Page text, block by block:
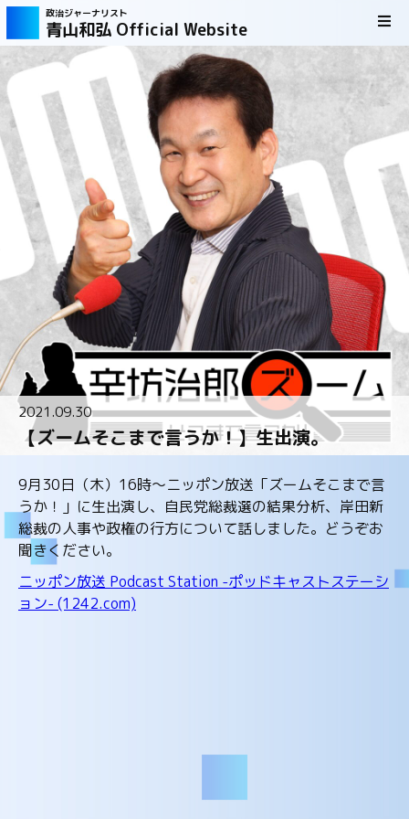
政治ジャーナリスト
青山和弘 Official Website
2021.09.30
【ズームそこまで言うか！】生出演。
9月30日（木）16時～ニッポン放送「ズームそこまで言
うか！」に生出演し、自民党総裁選の結果分析、岸田新
総裁の人事や政権の行方について話しました。どうぞお
聞きください。
ニッポン放送 Podcast Station -ポッドキャストステーシ
ョン- (1242.com)